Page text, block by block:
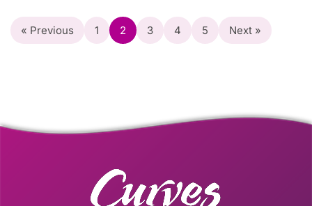
« Previous 1 2 3 4 5 Next »